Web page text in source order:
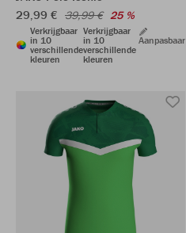
29,99 € 39,99 € 25 %
Verkrijgbaar
in 10
verschillende
kleuren
Verkrijgbaar
in 10
verschillende
kleuren
Aanpasbaar